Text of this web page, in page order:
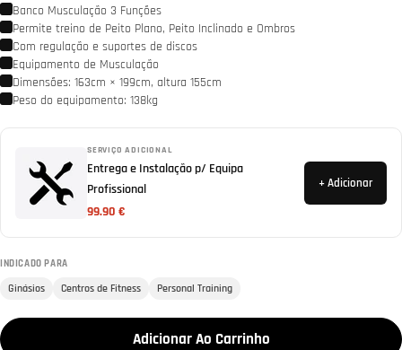
Banco Musculação 3 Funções
Permite treino de Peito Plano, Peito Inclinado e Ombros
Com regulação e suportes de discos
Equipamento de Musculação
Dimensões: 163cm × 199cm, altura 155cm
Peso do equipamento: 138kg
SERVIÇO ADICIONAL
Entrega e Instalação p/ Equipa
Profissional
99.90 €
+ Adicionar
INDICADO PARA
Ginásios Centros de Fitness Personal Training
Adicionar Ao Carrinho